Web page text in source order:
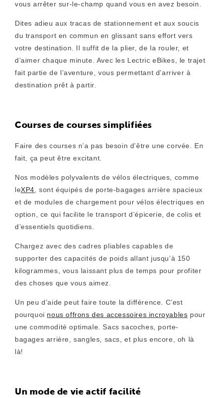
vous arrêter sur-le-champ quand vous en avez besoin.
Dites adieu aux tracas de stationnement et aux soucis
du transport en commun en glissant sans effort vers
votre destination. Il suffit de la plier, de la rouler, et
d’aimer chaque minute. Avec les Lectric eBikes, le trajet
fait partie de l’aventure, vous permettant d’arriver à
destination prêt à partir.
Courses de courses simplifiées
Faire des courses n’a pas besoin d’être une corvée. En
fait, ça peut être excitant.
Nos modèles polyvalents de vélos électriques, comme
leXP4 , sont équipés de porte-bagages arrière spacieux
et de modules de chargement pour vélos électriques en
option, ce qui facilite le transport d’épicerie, de colis et
d’essentiels quotidiens.
Chargez avec des cadres pliables capables de
supporter des capacités de poids allant jusqu’à 150
kilogrammes, vous laissant plus de temps pour profiter
des choses que vous aimez.
Un peu d’aide peut faire toute la différence. C’est
pourquoi nous offrons des accessoires incroyables pour
une commodité optimale. Sacs sacoches, porte-
bagages arrière, sangles, sacs, et plus encore, oh là
là!
Un mode de vie actif facilité